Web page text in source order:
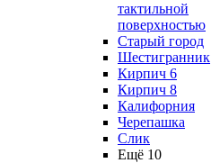
тактильной
поверхностью
Старый город
Шестигранник
Кирпич 6
Кирпич 8
Калифорния
Черепашка
Слик
Ещё 10